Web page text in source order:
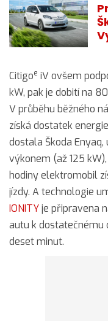
Citigoe iV ovšem
kW, pak je dobití na
V průběhu běžného
získá dostatek
dostala Škoda
výkonem (až 125
hodiny elektromobil
jízdy. A technologie
IONITYje připravena
autu k dostatečnému
deset minut.